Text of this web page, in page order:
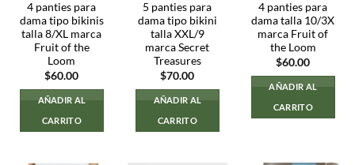
4 panties para
dama tipo bikinis
talla 8/XL marca
Fruit of the
Loom
$60.00
AÑADIR AL
CARRITO
5 panties para
dama tipo bikini
talla XXL/9
marca Secret
Treasures
$70.00
AÑADIR AL
CARRITO
4 panties para
dama talla 10/3X
marca Fruit of
the Loom
$60.00
AÑADIR AL
CARRITO